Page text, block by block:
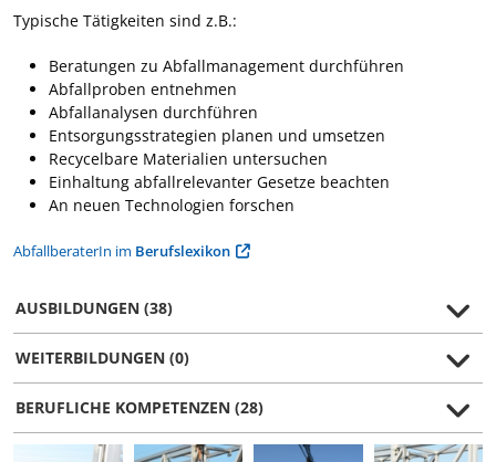
Typische Tätigkeiten sind z.B.:
Beratungen zu Abfallmanagement durchführen
Abfallproben entnehmen
Abfallanalysen durchführen
Entsorgungsstrategien planen und umsetzen
Recycelbare Materialien untersuchen
Einhaltung abfallrelevanter Gesetze beachten
An neuen Technologien forschen
AbfallberaterIn im Berufslexikon
AUSBILDUNGEN (38)
WEITERBILDUNGEN (0)
BERUFLICHE KOMPETENZEN (28)